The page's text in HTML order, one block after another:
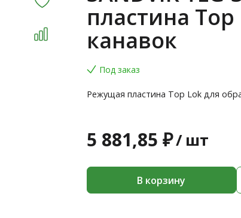
пластина
канавок
Под заказ
Режущая пластина Top Lok для
5 881,85 ₽/ шт
В корзину